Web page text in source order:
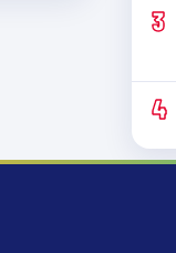
3
4